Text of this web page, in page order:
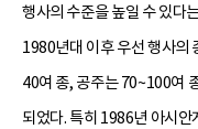
행사의 수준을 높일 수 있다
1980년대 이후 우선 행사의
40여 종, 공주는 70~100여
되었다. 특히 1986년 아시